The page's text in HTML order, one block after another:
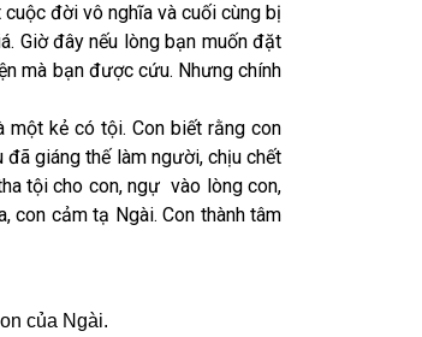
đời vô nghĩa và cuối cùng bị
Giờ đây nếu lòng bạn muốn đặt
mà bạn được cứu. Nhưng chính
một kẻ có tội. Con biết rằng con
giáng thế làm người, chịu chết
tội cho con, ngự vào lòng con,
con cảm tạ Ngài. Con thành tâm
của Ngài.